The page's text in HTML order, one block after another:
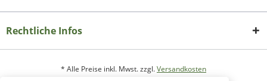
Rechtliche Infos
* Alle Preise inkl. Mwst. zzgl.Versandkosten